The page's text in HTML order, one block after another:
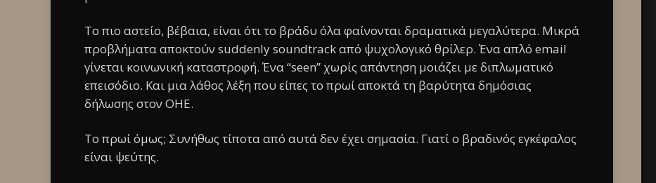
Το πιο αστείο, βέβαια, είναι ότι το βράδυ όλα φαίνονται δραματικά μεγαλύτερα. Μικρά
προβλήματα αποκτούν suddenly soundtrack από ψυχολογικό θρίλερ. Ένα απλό email
γίνεται κοινωνική καταστροφή. Ένα “seen” χωρίς απάντηση μοιάζει με διπλωματικό
επεισόδιο. Και μια λάθος λέξη που είπες το πρωί αποκτά τη βαρύτητα δημόσιας
δήλωσης στον ΟΗΕ.
Το πρωί όμως; Συνήθως τίποτα από αυτά δεν έχει σημασία. Γιατί ο βραδινός εγκέφαλος
είναι ψεύτης.